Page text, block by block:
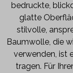
bedruckte,
glatte
stilvolle,
Baumwolle, die
verwenden, ist
tragen. Für